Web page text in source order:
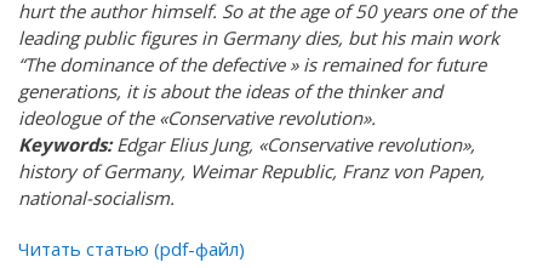
hurt the author himself. So at the age of 50 years one of the
leading public figures in Germany dies, but his main work
“The dominance of the defective » is remained for future
generations, it is about the ideas of the thinker and
ideologue of the «Conservative revolution».
Keywords:Edgar Elius Jung, «Conservative revolution»,
history of Germany, Weimar Republic, Franz von Papen,
national-socialism.
Читать статью (pdf-файл)